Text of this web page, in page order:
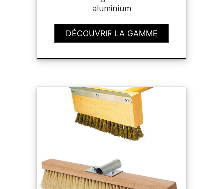
aluminium
DÉCOUVRIR LA GAMME